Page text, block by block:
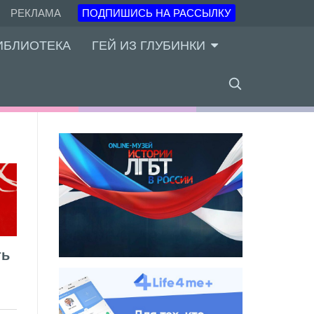
РЕКЛАМА ПОДПИШИСЬ НА РАССЫЛКУ
ГЕЙ ИЗ ГЛУБИНКИ